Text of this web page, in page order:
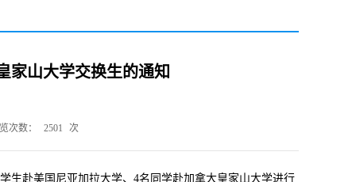
家山大学交换生的通知
次数： 2501 次
生赴美国尼亚加拉大学、4名同学赴加拿大皇家山大学进行